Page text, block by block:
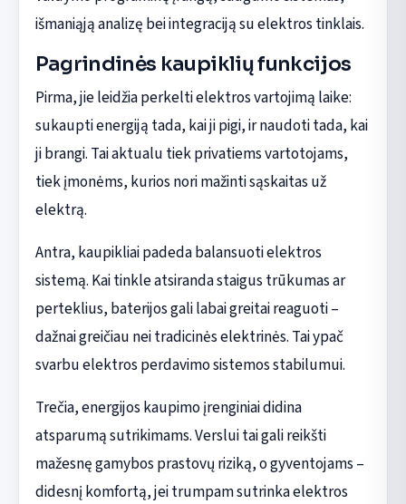
išmaniąją analizę bei integraciją su elektros tinklais.
Pagrindinės kaupiklių funkcijos
Pirma, jie leidžia perkelti elektros vartojimą laike:
sukaupti energiją tada, kai ji pigi, ir naudoti tada, kai
ji brangi. Tai aktualu tiek privatiems vartotojams,
tiek įmonėms, kurios nori mažinti sąskaitas už
elektrą.
Antra, kaupikliai padeda balansuoti elektros
sistemą. Kai tinkle atsiranda staigus trūkumas ar
perteklius, baterijos gali labai greitai reaguoti –
dažnai greičiau nei tradicinės elektrinės. Tai ypač
svarbu elektros perdavimo sistemos stabilumui.
Trečia, energijos kaupimo įrenginiai didina
atsparumą sutrikimams. Verslui tai gali reikšti
mažesnę gamybos prastovų riziką, o gyventojams –
didesnį komfortą, jei trumpam sutrinka elektros